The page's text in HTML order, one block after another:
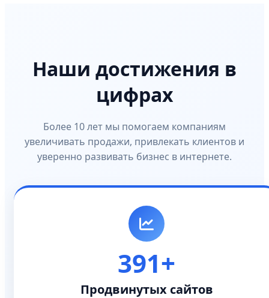
Наши достижения в
цифрах
Более 10 лет мы помогаем компаниям
увеличивать продажи, привлекать клиентов и
уверенно развивать бизнес в интернете.
391+
Продвинутых сайтов